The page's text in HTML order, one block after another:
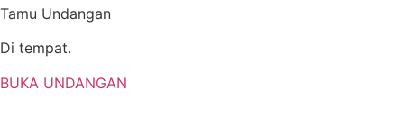
Tamu Undangan
Di tempat.
BUKA UNDANGAN